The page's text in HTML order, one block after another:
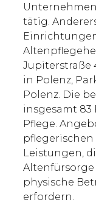
tätig.
Jupiterstraße
in Polenz,
Polenz. Die
insgesamt 83
Pflege.
Leistungen,
Altenfürsorge
physische
erfordern.